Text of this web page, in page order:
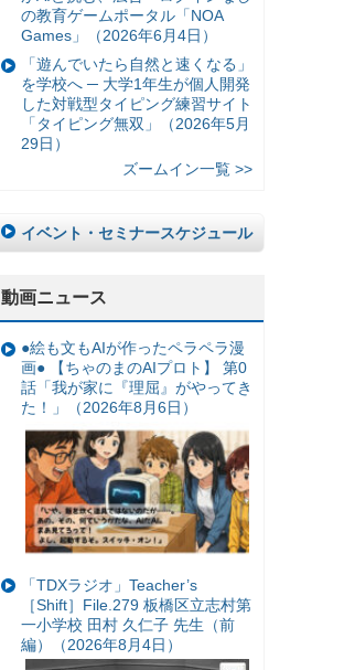
の教育ゲームポータル「NOA
Games」（2026年6月4日）
「遊んでいたら自然と速くなる」
を学校へ ─ 大学1年生が個人開発
した対戦型タイピング練習サイト
「タイピング無双」（2026年5月
29日）
ズームイン一覧 >>
イベント・セミナースケジュール
動画ニュース
●絵も文もAIが作ったペラペラ漫
画● 【ちゃのまのAIプロト】 第0
話「我が家に『理屈』がやってき
た！」（2026年8月6日）
「TDXラジオ」Teacher’s
［Shift］File.279 板橋区立志村第
一小学校 田村 久仁子 先生（前
編）（2026年8月4日）